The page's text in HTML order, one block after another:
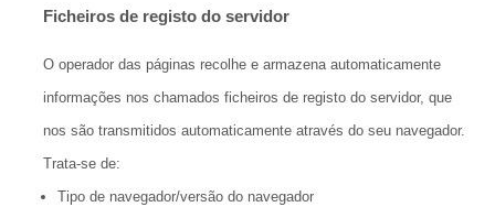
Ficheiros de registo do servidor
O operador das páginas recolhe e armazena automaticamente
informações nos chamados ficheiros de registo do servidor, que
nos são transmitidos automaticamente através do seu navegador.
Trata-se de:
Tipo de navegador/versão do navegador